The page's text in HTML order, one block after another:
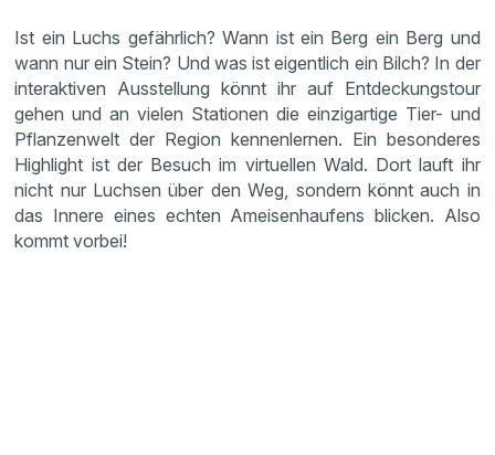
Ist ein Luchs gefährlich? Wann ist ein Berg ein Berg und
wann nur ein Stein? Und was ist eigentlich ein Bilch? In der
interaktiven Ausstellung könnt ihr auf Entdeckungstour
gehen und an vielen Stationen die einzigartige Tier- und
Pflanzenwelt der Region kennenlernen. Ein besonderes
Highlight ist der Besuch im virtuellen Wald. Dort lauft ihr
nicht nur Luchsen über den Weg, sondern könnt auch in
das Innere eines echten Ameisenhaufens blicken. Also
kommt vorbei!